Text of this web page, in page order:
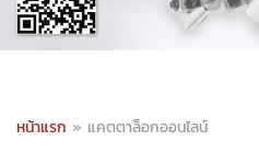
หน้าแรก » แคตตาล็อกออนไลน์